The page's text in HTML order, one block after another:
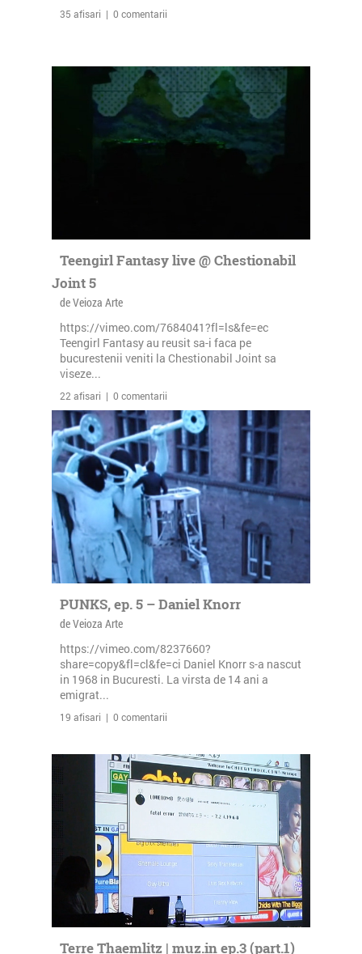
35 afisari | 0 comentarii
Teengirl Fantasy live @ Chestionabil
Joint 5
de Veioza Arte
https://vimeo.com/7684041?fl=ls&fe=ec
Teengirl Fantasy au reusit sa-i faca pe
bucurestenii veniti la Chestionabil Joint sa
viseze...
22 afisari | 0 comentarii
PUNKS, ep. 5 – Daniel Knorr
de Veioza Arte
https://vimeo.com/8237660?
share=copy&fl=cl&fe=ci Daniel Knorr s-a nascut
in 1968 in Bucuresti. La virsta de 14 ani a
emigrat...
19 afisari | 0 comentarii
Terre Thaemlitz | muz.in ep.3 (part.1)